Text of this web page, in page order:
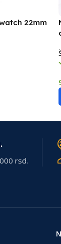
22mm
rsd.